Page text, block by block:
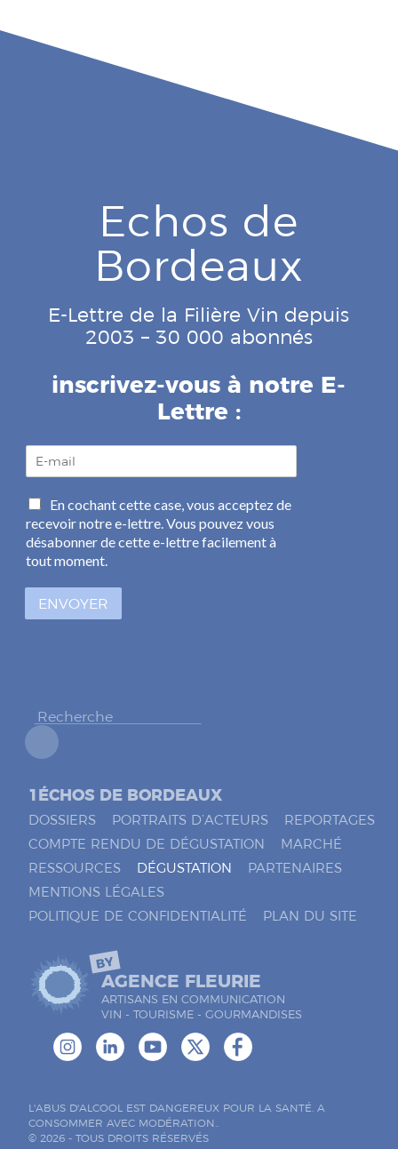
Echos de
Bordeaux
E-Lettre de la Filière Vin depuis
2003 – 30 000 abonnés
inscrivez-vous à notre E-
Lettre :
a
i
l
*
C
a
s
e
à
En cochant cette case, vous acceptez de
recevoir notre e-lettre. Vous pouvez vous
désabonner de cette e-lettre facilement à
tout moment.
ENVOYER
1ÉCHOS DE BORDEAUX
DOSSIERS PORTRAITS D’ACTEURS
REPORTAGES
COMPTE RENDU DE DÉGUSTATION
MARCHÉ
RESSOURCES
DÉGUSTATION
PARTENAIRES
MENTIONS LÉGALES
POLITIQUE DE CONFIDENTIALITÉ
PLAN DU SITE
BY
AGENCE FLEURIE
ARTISANS EN COMMUNICATION
VIN - TOURISME - GOURMANDISES
L'ABUS D'ALCOOL EST DANGEREUX POUR LA SANTÉ. A
CONSOMMER AVEC MODÉRATION..
© 2026 - TOUS DROITS RÉSERVÉS